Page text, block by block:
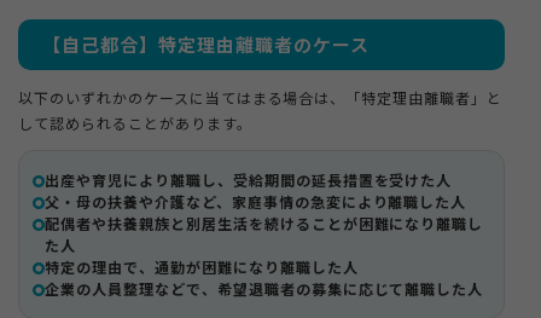
【自己都合】特定理由離職者のケース
以下のいずれかのケースに当てはまる場合は、「特定理由離職者」と
して認められることがあります。
出産や育児により離職し、受給期間の延長措置を受けた人
父・母の扶養や介護など、家庭事情の急変により離職した人
配偶者や扶養親族と別居生活を続けることが困難になり離職し
た人
特定の理由で、通勤が困難になり離職した人
企業の人員整理などで、希望退職者の募集に応じて離職した人